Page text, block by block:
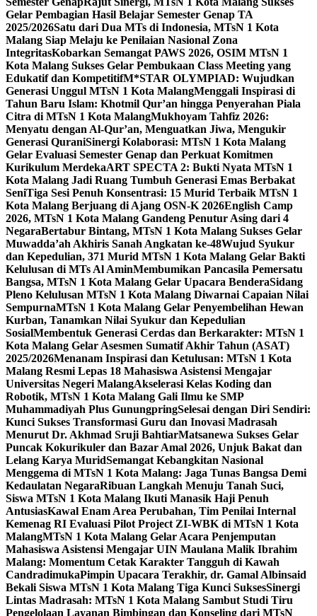
Gelar Pembagian Hasil Belajar Semester Genap TA
2025/2026Satu dari Dua MTs di Indonesia, MTsN 1 Kota
Malang Siap Melaju ke Penilaian Nasional Zona
IntegritasKobarkan Semangat PAWS 2026, OSIM MTsN 1
Kota Malang Sukses Gelar Pembukaan Class Meeting yang
Edukatif dan KompetitifM*STAR OLYMPIAD: Wujudkan
Generasi Unggul MTsN 1 Kota MalangMenggali Inspirasi di
Tahun Baru Islam: Khotmil Qur’an hingga Penyerahan Piala
Citra di MTsN 1 Kota MalangMukhoyam Tahfiz 2026:
Menyatu dengan Al-Qur’an, Menguatkan Jiwa, Mengukir
Generasi QuraniSinergi Kolaborasi: MTsN 1 Kota Malang
Gelar Evaluasi Semester Genap dan Perkuat Komitmen
Kurikulum MerdekaART SPECTA 2: Bukti Nyata MTsN 1
Kota Malang Jadi Ruang Tumbuh Generasi Emas Berbakat
SeniTiga Sesi Penuh Konsentrasi: 15 Murid Terbaik MTsN 1
Kota Malang Berjuang di Ajang OSN-K 2026English Camp
2026, MTsN 1 Kota Malang Gandeng Penutur Asing dari 4
NegaraBertabur Bintang, MTsN 1 Kota Malang Sukses Gelar
Muwadda’ah Akhiris Sanah Angkatan ke-48Wujud Syukur
dan Kepedulian, 371 Murid MTsN 1 Kota Malang Gelar Bakti
Kelulusan di MTs Al AminMembumikan Pancasila Pemersatu
Bangsa, MTsN 1 Kota Malang Gelar Upacara BenderaSidang
Pleno Kelulusan MTsN 1 Kota Malang Diwarnai Capaian Nilai
SempurnaMTsN 1 Kota Malang Gelar Penyembelihan Hewan
Kurban, Tanamkan Nilai Syukur dan Kepedulian
SosialMembentuk Generasi Cerdas dan Berkarakter: MTsN 1
Kota Malang Gelar Asesmen Sumatif Akhir Tahun (ASAT)
2025/2026Menanam Inspirasi dan Ketulusan: MTsN 1 Kota
Malang Resmi Lepas 18 Mahasiswa Asistensi Mengajar
Universitas Negeri MalangAkselerasi Kelas Koding dan
Robotik, MTsN 1 Kota Malang Gali Ilmu ke SMP
Muhammadiyah Plus GunungpringSelesai dengan Diri Sendiri:
Kunci Sukses Transformasi Guru dan Inovasi Madrasah
Menurut Dr. Akhmad Sruji BahtiarMatsanewa Sukses Gelar
Puncak Kokurikuler dan Bazar Amal 2026, Unjuk Bakat dan
Lelang Karya MuridSemangat Kebangkitan Nasional
Menggema di MTsN 1 Kota Malang: Jaga Tunas Bangsa Demi
Kedaulatan NegaraRibuan Langkah Menuju Tanah Suci,
Siswa MTsN 1 Kota Malang Ikuti Manasik Haji Penuh
AntusiasKawal Enam Area Perubahan, Tim Penilai Internal
Kemenag RI Evaluasi Pilot Project ZI-WBK di MTsN 1 Kota
MalangMTsN 1 Kota Malang Gelar Acara Penjemputan
Mahasiswa Asistensi Mengajar UIN Maulana Malik Ibrahim
Malang: Momentum Cetak Karakter Tangguh di Kawah
CandradimukaPimpin Upacara Terakhir, dr. Gamal Albinsaid
Bekali Siswa MTsN 1 Kota Malang Tiga Kunci SuksesSinergi
Lintas Madrasah: MTsN 1 Kota Malang Sambut Studi Tiru
Pengelolaan Layanan Bimbingan dan Konseling dari MTsN